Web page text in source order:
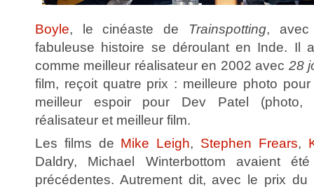
Boyle, le cinéaste de Trainspotting,
fabuleuse histoire se déroulant en Inde. Il
comme meilleur réalisateur en 2002 avec 28
film, reçoit quatre prix : meilleure photo
meilleur espoir pour Dev Patel (photo,
réalisateur et meilleur film.
Les films de Mike Leigh, Stephen Frears,
Daldry, Michael Winterbottom avaient
précédentes. Autrement dit, avec le prix